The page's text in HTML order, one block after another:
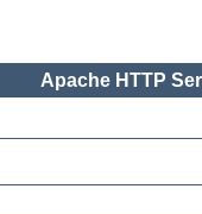
Apache HTTP